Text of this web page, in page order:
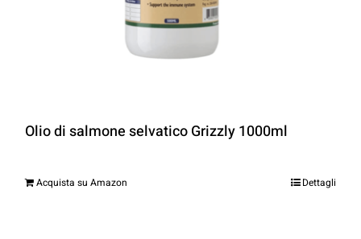
Olio di salmone selvatico Grizzly 1000ml
Acquista su Amazon Dettagli